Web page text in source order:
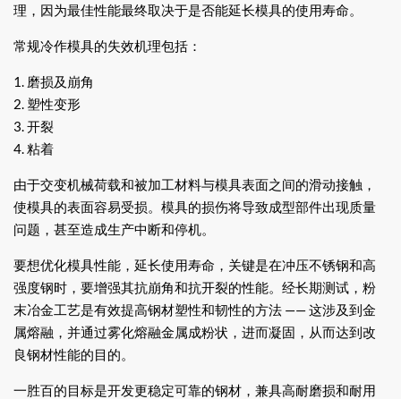
理，因为最佳性能最终取决于是否能延长模具的使用寿命。
常规冷作模具的失效机理包括：
1. 磨损及崩角
2. 塑性变形
3. 开裂
4. 粘着
由于交变机械荷载和被加工材料与模具表面之间的滑动接触，
使模具的表面容易受损。模具的损伤将导致成型部件出现质量
问题，甚至造成生产中断和停机。
要想优化模具性能，延长使用寿命，关键是在冲压不锈钢和高
强度钢时，要增强其抗崩角和抗开裂的性能。经长期测试，粉
末冶金工艺是有效提高钢材塑性和韧性的方法 —— 这涉及到金
属熔融，并通过雾化熔融金属成粉状，进而凝固，从而达到改
良钢材性能的目的。
一胜百的目标是开发更稳定可靠的钢材，兼具高耐磨损和耐用